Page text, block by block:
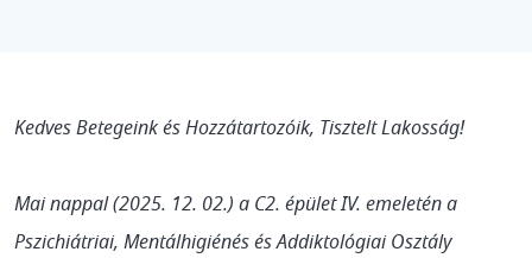
Kedves Betegeink és Hozzátartozóik, Tisztelt Lakosság!
Mai nappal (2025. 12. 02.) a C2. épület IV. emeletén a
Pszichiátriai, Mentálhigiénés és Addiktológiai Osztály